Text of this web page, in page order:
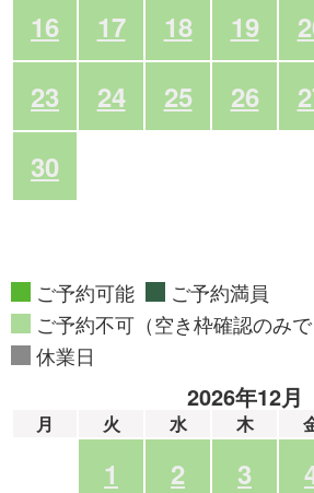
16
17 18 19
23
24 25 26
30
ご予約可能
ご予約満員
ご予約不可（空き枠確認のみで
休業日
2026年12月
月 火 水 木
1 2 3